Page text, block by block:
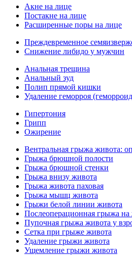
Акне на лице
Постакне на лице
Расширенные поры на лице
Преждевременное
Снижение либидо у мужчин
Анальная трещина
Анальный зуд
Полип прямой кишки
Удаление геморроя
Гипертония
Грипп
Ожирение
Вентральная грыжа живота:
Грыжа брюшной полости
Грыжа брюшной стенки
Грыжа внизу живота
Грыжа живота паховая
Грыжа мышц живота
Грыжи белой линии живота
Послеоперационная грыжа на
Пупочная грыжа живота у
Сетка при грыже живота
Удаление грыжи живота
Ущемление грыжи живота